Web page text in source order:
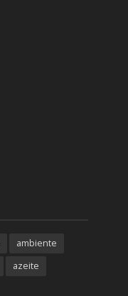
ambiente
azeite